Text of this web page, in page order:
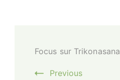
Navigation
Focus sur Trikonasana
Previous